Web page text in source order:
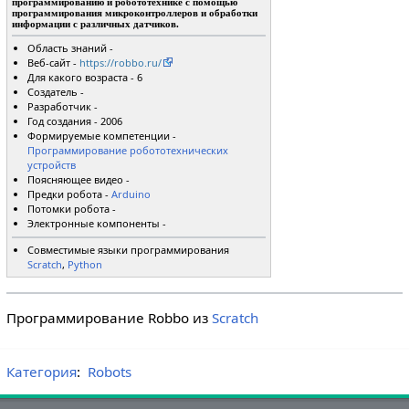
программирования микроконтроллеров и обработки
информации с различных датчиков.
Область знаний -
Веб-сайт - https://robbo.ru/
Для какого возраста - 6
Создатель -
Разработчик -
Год создания - 2006
Формируемые компетенции -
Программирование робототехнических
устройств
Поясняющее видео -
Предки робота -Arduino
Потомки робота -
Электронные компоненты -
Совместимые языки программирования
Scratch, Python
Программирование Robbo из Scratch
Категория: Robots